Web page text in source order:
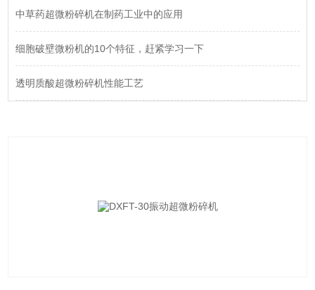
中草药超微粉碎机在制药工业中的应用
细胞破壁微粉机的10个特征，赶紧学习一下
透明质酸超微粉碎机性能工艺